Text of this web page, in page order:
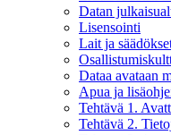
Datan
Lisensointi
Lait ja
Dataa avataan
Apua ja
Tehtävä 1.
Tehtävä 2.